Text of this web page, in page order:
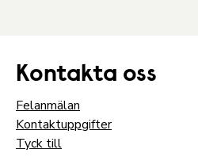
Kontakta oss
Felanmälan
Kontaktuppgifter
Tyck till